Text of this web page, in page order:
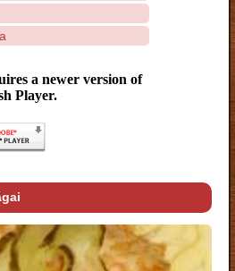
a newer version of
Player.